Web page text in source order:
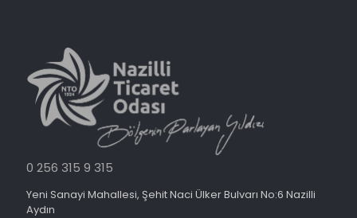
0 256 315 9 315
Yeni Sanayi Mahallesi, Şehit Naci Ülker Bulvarı No:6 Nazilli
Aydın